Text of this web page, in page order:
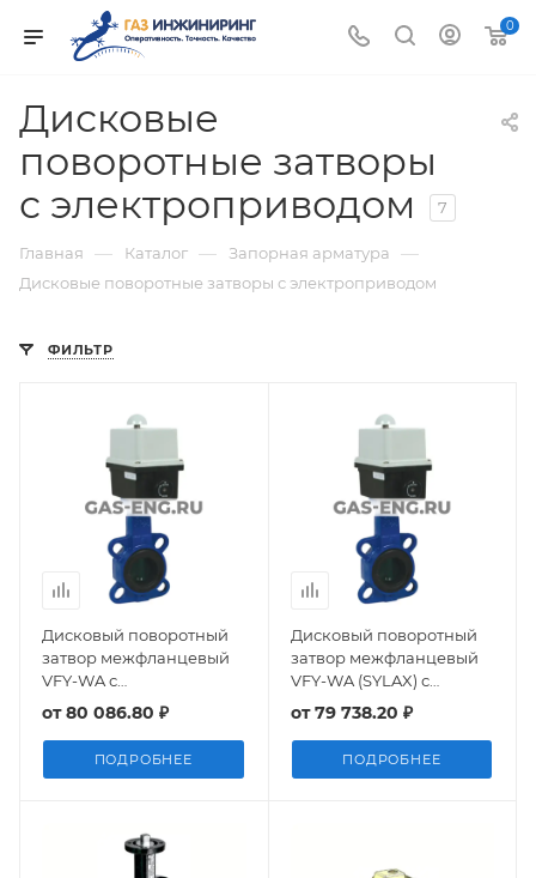
0
Дисковые
поворотные затворы
с электроприводом
7
Главная — Каталог — Запорная арматура —
Дисковые поворотные затворы с электроприводом
ФИЛЬТР
Дисковый поворотный
затвор межфланцевый
VFY-WA с
электроприводом,
Danfoss
от80 086.80 ₽
ПОДРОБНЕЕ
Дисковый поворотный
затвор межфланцевый
VFY-WA (SYLAX) с
электроприводом,
Danfoss
от79 738.20 ₽
ПОДРОБНЕЕ